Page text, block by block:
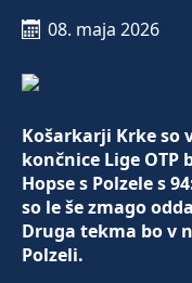
08. maja 2026
Košarkarji Krke
končnice Lige
Hopse s Polzele s
so le še zmago
Druga tekma bo v
Polzeli.